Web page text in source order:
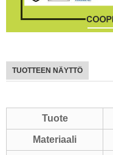
TUOTTEEN NÄYTTÖ
Tuote
Materiaali